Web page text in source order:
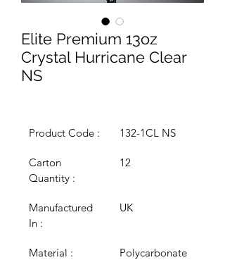
Elite Premium 13oz
Crystal Hurricane Clear
NS
Product Code : 132-1CL NS
Carton
Quantity :
12
Manufactured
In :
UK
Material : Polycarbonate